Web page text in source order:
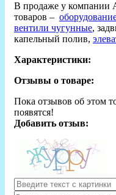
В продаже у компании
товаров –
вентили чугунные,
капельный полив,
Характеристики:
Отзывы о товаре:
Пока отзывов об этом
появятся!
Добавить отзыв: